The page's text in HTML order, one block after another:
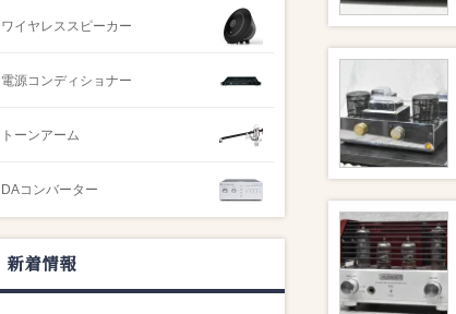
ワイヤレススピーカー
電源コンディショナー
トーンアーム
DAコンバーター
新着情報